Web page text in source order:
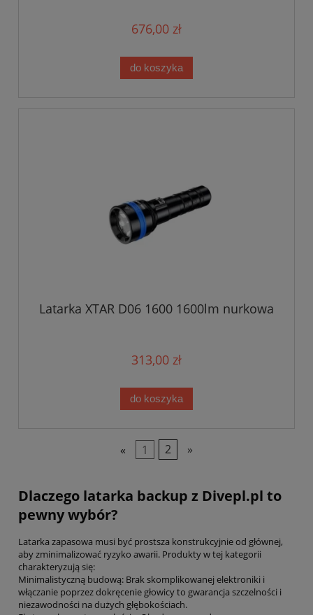
676,00 zł
do koszyka
Latarka XTAR D06 1600 1600lm nurkowa
313,00 zł
do koszyka
« 1 2 »
Dlaczego latarka backup z Divepl.pl to
pewny wybór?
Latarka zapasowa musi być prostsza konstrukcyjnie od głównej,
aby zminimalizować ryzyko awarii. Produkty w tej kategorii
charakteryzują się:
Minimalistyczną budową: Brak skomplikowanej elektroniki i
włączanie poprzez dokręcenie głowicy to gwarancja szczelności i
niezawodności na dużych głębokościach.